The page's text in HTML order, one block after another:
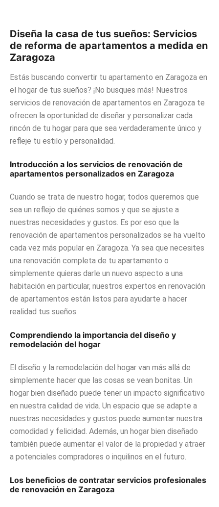
Diseña la casa de tus sueños: Servicios
de reforma de apartamentos a medida en
Zaragoza
Estás buscando convertir tu apartamento en Zaragoza en
el hogar de tus sueños? ¡No busques más! Nuestros
servicios de renovación de apartamentos en Zaragoza te
ofrecen la oportunidad de diseñar y personalizar cada
rincón de tu hogar para que sea verdaderamente único y
refleje tu estilo y personalidad.
Introducción a los servicios de renovación de
apartamentos personalizados en Zaragoza
Cuando se trata de nuestro hogar, todos queremos que
sea un reflejo de quiénes somos y que se ajuste a
nuestras necesidades y gustos. Es por eso que la
renovación de apartamentos personalizados se ha vuelto
cada vez más popular en Zaragoza. Ya sea que necesites
una renovación completa de tu apartamento o
simplemente quieras darle un nuevo aspecto a una
habitación en particular, nuestros expertos en renovación
de apartamentos están listos para ayudarte a hacer
realidad tus sueños.
Comprendiendo la importancia del diseño y
remodelación del hogar
El diseño y la remodelación del hogar van más allá de
simplemente hacer que las cosas se vean bonitas. Un
hogar bien diseñado puede tener un impacto significativo
en nuestra calidad de vida. Un espacio que se adapte a
nuestras necesidades y gustos puede aumentar nuestra
comodidad y felicidad. Además, un hogar bien diseñado
también puede aumentar el valor de la propiedad y atraer
a potenciales compradores o inquilinos en el futuro.
Los beneficios de contratar servicios profesionales
de renovación en Zaragoza